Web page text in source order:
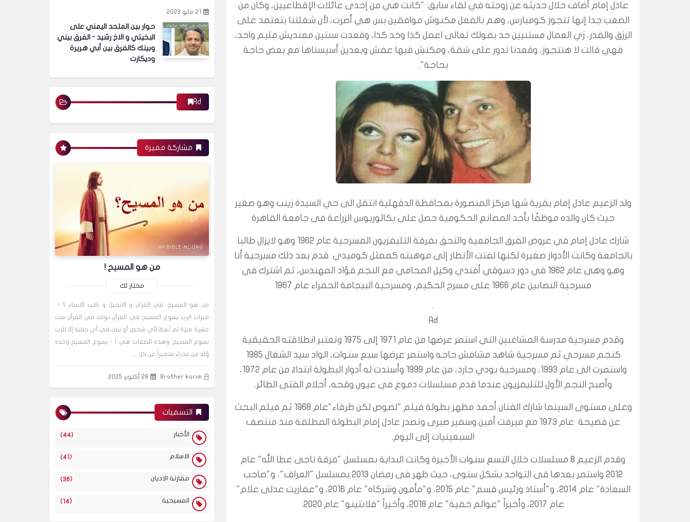
عادل إمام أضاف خلال حديثه عن زوجته في لقاء سابق: "كانت هي من إحدى عائلات الإقطاعيين، وكان من
الصعب جدا إنها تتجوز كومبارس، وهم بالفعل مكنوش موافقين بس هي أصرت، لأن شغلتنا بتعتمد على
الرزق والقدر، زي العمال مستنيين حد بقولك تعالى اعمل كذا وخد كذا، وقعدت سنتين معنديش مليم واحد،
فهي قالت لا هنتجوز، وقعدنا ندور على شقة، ومكنش فيها عفش وبعدين أسيسناها مع بعض حاجة
بحاجة".
ولد الزعيم عادل إمام بقرية شها مركز المنصورة بمحافظة الدقهلية انتقل الى حي السيدة زينب وهو صغير
حيث كان والده موظفًا بأحد المصانع الحكومية حصل على بكالوريوس الزراعة فى جامعة القاهرة
شارك عادل إمام في عروض الفرق الجامعية والتحق بفرقة التليفزيون المسرحية عام 1962 وهو لايزال طالبا
بالجامعة وكانت الأدوار صغيرة لكنها لفتت الأنظار إلى موهبته كممثل كوميدي قدم بعد ذلك مسرحية أنا
وهو وهى عام 1962 في دور دسوقي أفندي وكيل المحامي مع النجم فؤاد المهندس، ثم اشترك في
مسرحية النصابين عام 1966 على مسرح الحكيم، ومسرحية البيجامة الحمراء عام 1967
.
Ad
وقدم مسرحية مدرسة المشاغبين التي استمر عرضها من عام 1971 إلى 1975 وتعتبر انطلاقته الحقيقية
كنجم مسرحي ثم مسرحية شاهد مشافش حاجه واستمر عرضها سبع سنوات، الواد سيد الشغال 1985
واستمرت الى عام 1993، ومسرحية بودي جارد، من عام 1999 وأسندت له أدوار البطولة ابتداءً من عام 1972،
وأصبح النجم الأول للتليفزيون عندما قدم مسلسلات دموع فى عيون وقحه، أحلام الفتى الطائر.
وعلى مستوى السينما شارك الفنان أحمد مظهر بطولة فيلم "لصوص لكن ظرفاء"عام 1968 ثم فيلم البحث
عن فضيحة عام 1973 مع ميرفت أمين وسمير صبرى وتصدر عادل إمام البطولة المطلقة منذ منتصف
السبعينيات إلى اليوم.
وقدم الزعيم 8 مسلسلات خلال التسع سنوات الأخيرة وكانت البداية بمسلسل "فرقة ناجى عطا الله" عام
2012 واستمر بعدها فى التواجد بشكل سنوى، حيث ظهر فى رمضان 2013 بمسلسل "العراف"، و"صاحب
السعادة" عام 2014، و"أستاذ ورئيس قسم" عام 2015، و"مأمون وشركاه" عام 2016، و"عفاريت عدلى علام"
عام 2017، وأخيراً "عوالم خفية" عام 2018، وأخيراً "فلانتينو" عام 2020.
21 مايو 2023
حوار بين الملحد اليمني على
البخيتي و الاخ رشيد - الفرق بيني
وبينك كالفرق بين أبي هريرة
وديكارت
Ad
مشاركة مميزة
من هو المسيح !
مختار لك
من هو المسيح. في القران و الانجيل و كتب الانبياء ؟ !
ميزات الرب يسوع المسيح في القرآن توجد في القرآن ست
عشرة ميزة لم تُعطَ لأي شخص أو نبي في أي حقبة إلا للرب
يسوع المسيح. وهذه الصفات هي: 1 - يسوع المسيح وحده
وُلد من عذراء متميزاً عن كل …
Brother karim 28 أكتوبر 2025
التسميات
الأخبار (44)
الاسلام (41)
مقارنة الاديان (36)
المسيحية (14)